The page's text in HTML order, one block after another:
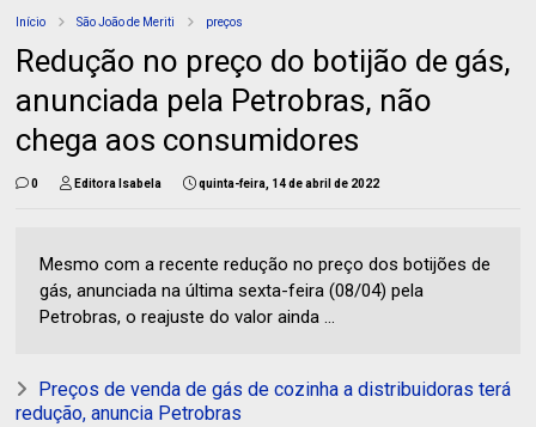
Início São João de Meriti preços
Redução no preço do botijão de gás,
anunciada pela Petrobras, não
chega aos consumidores
0 Editora Isabela quinta-feira, 14 de abril de 2022
Mesmo com a recente redução no preço dos botijões de
gás, anunciada na última sexta-feira (08/04) pela
Petrobras, o reajuste do valor ainda ...
Preços de venda de gás de cozinha a distribuidoras terá
redução, anuncia Petrobras